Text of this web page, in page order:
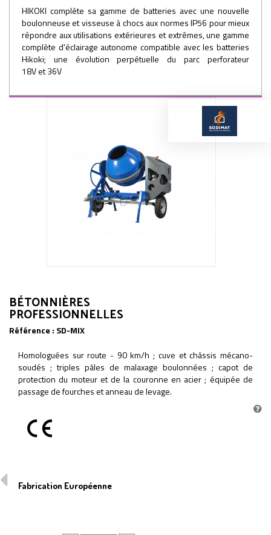
HIKOKI complète sa gamme de batteries avec une nouvelle
boulonneuse et visseuse à chocs aux normes IP56 pour mieux
répondre aux utilisations extérieures et extrêmes, une gamme
complète d'éclairage autonome compatible avec les batteries
Hikoki; une évolution perpétuelle du parc perforateur
18V et 36V
BÉTONNIÈRES
PROFESSIONNELLES
Référence : SD-MIX
Homologuées sur route - 90 km/h ; cuve et châssis mécano-
soudés ; triples pâles de malaxage boulonnées ; capot de
protection du moteur et de la couronne en acier ; équipée de
passage de fourches et anneau de levage.
Fabrication Européenne